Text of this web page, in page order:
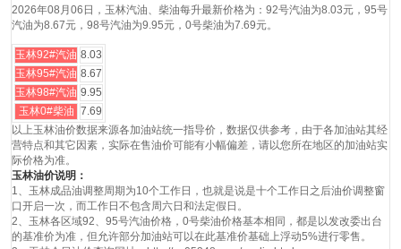
2026年08月06日，玉林汽油、柴油每升最新价格为：92号汽油为8.03元，95号
汽油为8.67元，98号汽油为9.95元，0号柴油为7.69元。
玉林92#汽油 8.03
玉林95#汽油 8.67
玉林98#汽油 9.95
玉林0#柴油
7.69
以上玉林油价数据来源各加油站统一指导价，数据仅供参考，由于各加油站其经
营特点和其它因素，实际在售油价可能有小幅偏差，请以您所在地区的加油站实
际价格为准。
玉林油价说明：
1、玉林成品油调整周期为10个工作日，也就是说是十个工作日之后油价调整窗
口开启一次，而工作日不包含周六日和法定假日。
2、玉林各区域92、95号汽油价格，0号柴油价格基本相同，都是以发改委出台
的基准价为准，但允许部分加油站可以在此基准价基础上浮动5%进行零售。